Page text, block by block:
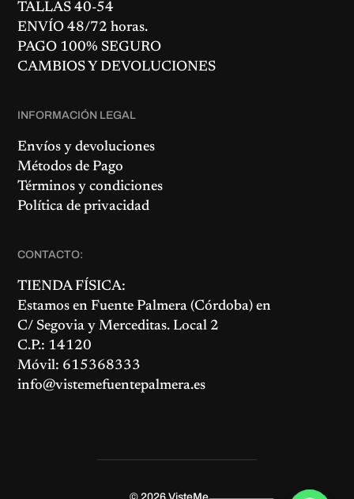
TALLAS 40-54
ENVÍO 48/72 horas.
PAGO 100% SEGURO
CAMBIOS Y DEVOLUCIONES
INFORMACIÓN LEGAL
Envíos y devoluciones
Métodos de Pago
Términos y condiciones
Política de privacidad
CONTACTO:
TIENDA FÍSICA:
Estamos enFuente Palmera (Córdoba) en
C/ Segovia y Merceditas. Local 2
C.P.: 14120
Móvil: 615368333
info@vistemefuentepalmera.es